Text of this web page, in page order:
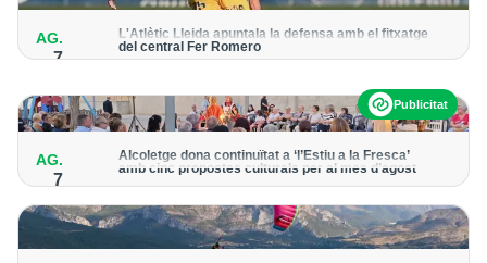
AG.
7
L'Atlètic Lleida apuntala la defensa amb el fitxatge
del central Fer Romero
Publicitat
AG.
7
Alcoletge dona continuïtat a ‘l’Estiu a la Fresca’
amb cinc propostes culturals per al mes d’agost
Un dels grans protagonistes de la programació serà